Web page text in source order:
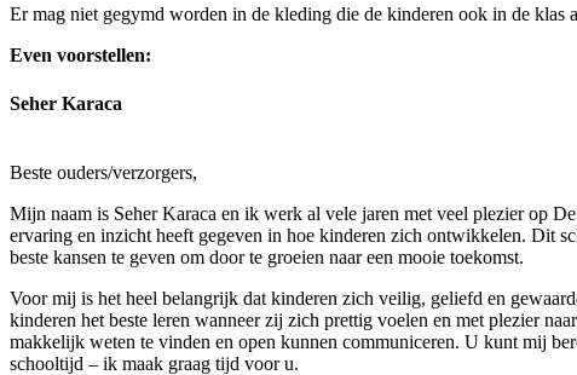
Er mag niet gegymd worden in de kleding die de kinderen ook in de klas
Even voorstellen:
Seher Karaca
Beste ouders/verzorgers,
Mijn naam is Seher Karaca en ik werk al vele jaren met veel plezier op
ervaring en inzicht heeft gegeven in hoe kinderen zich ontwikkelen. Dit
beste kansen te geven om door te groeien naar een mooie toekomst.
Voor mij is het heel belangrijk dat kinderen zich veilig, geliefd en
kinderen het beste leren wanneer zij zich prettig voelen en met plezier
makkelijk weten te vinden en open kunnen communiceren. U kunt mij
schooltijd – ik maak graag tijd voor u.